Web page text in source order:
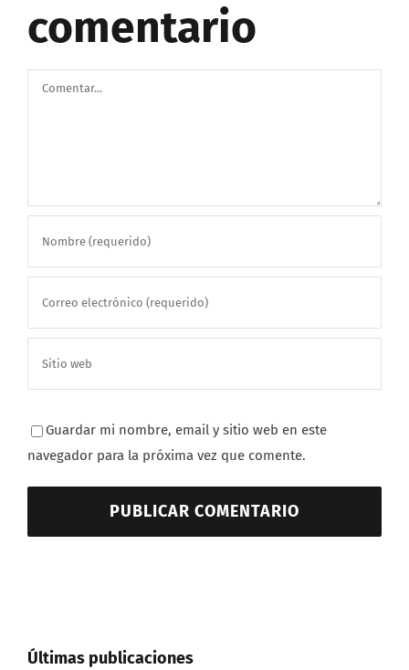
comentario
Comentar
Guardar mi nombre, email y sitio web en este
navegador para la próxima vez que comente.
Últimas publicaciones